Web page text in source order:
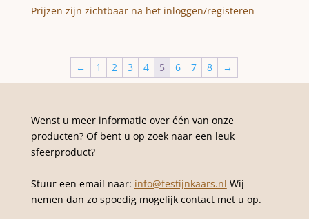
Prijzen zijn zichtbaar na het inloggen/registeren
← 1 2 3 4 5 6 7 8 →
Wenst u meer informatie over één van onze
producten? Of bent u op zoek naar een leuk
sfeerproduct?
Stuur een email naar: info@festijnkaars.nl Wij
nemen dan zo spoedig mogelijk contact met u op.